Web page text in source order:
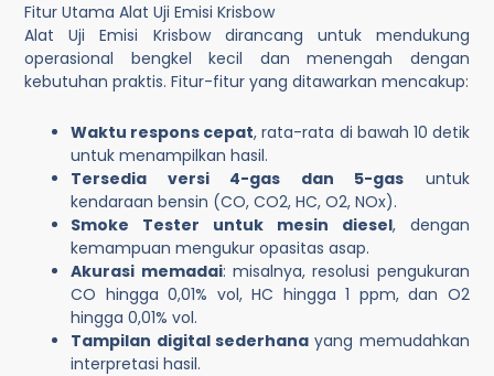
Fitur Utama Alat Uji Emisi Krisbow
Alat Uji Emisi Krisbow dirancang untuk mendukung
operasional bengkel kecil dan menengah dengan
kebutuhan praktis. Fitur-fitur yang ditawarkan mencakup:
Waktu respons cepat, rata-rata di bawah 10 detik
untuk menampilkan hasil.
Tersedia versi 4-gas dan 5-gas untuk
kendaraan bensin (CO, CO2, HC, O2, NOx).
Smoke Tester untuk mesin diesel, dengan
kemampuan mengukur opasitas asap.
Akurasi memadai: misalnya, resolusi pengukuran
CO hingga 0,01% vol, HC hingga 1 ppm, dan O2
hingga 0,01% vol.
Tampilan digital sederhana yang memudahkan
interpretasi hasil.